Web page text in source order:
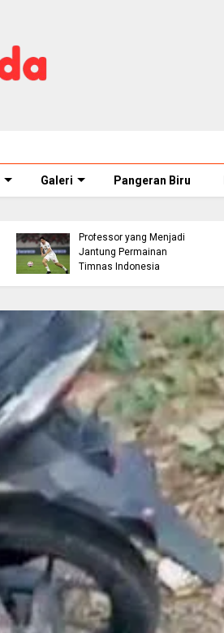
Galeri Pangeran Biru
Professor yang Menjadi
Jantung Permainan
Timnas Indonesia